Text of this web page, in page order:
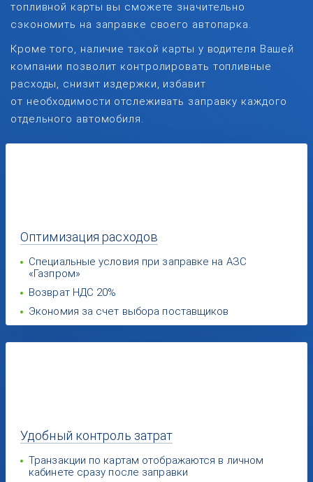
топливной карты вы сможете значительно
сэкономить на заправке своего автопарка.
Кроме того, наличие такой карты у водителя Вашей
компании позволит контролировать топливные
расходы, снизит издержки, избавит
от необходимости отслеживать заправку каждого
отдельного автомобиля.
Оптимизациярасходов
Специальные условия при заправке на АЗС
«Газпром»
Возврат НДС 20%
Экономия за счет выбора поставщиков
Удобный контроль затрат
Транзакции по картам отображаются в личном
кабинете сразу после заправки